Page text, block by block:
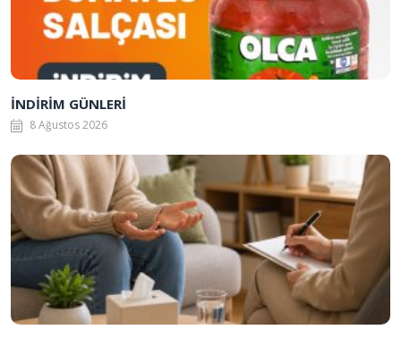
İNDİRİM GÜNLERİ
8 Ağustos 2026